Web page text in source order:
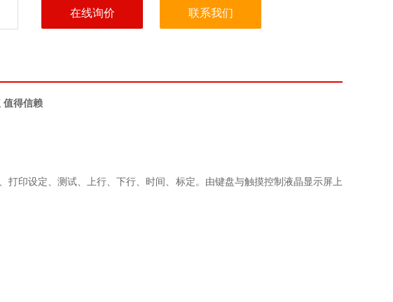
在线询价 联系我们
值得信赖
印设定、测试、上行、下行、时间、标定。由键盘与触摸控制液晶显示屏上